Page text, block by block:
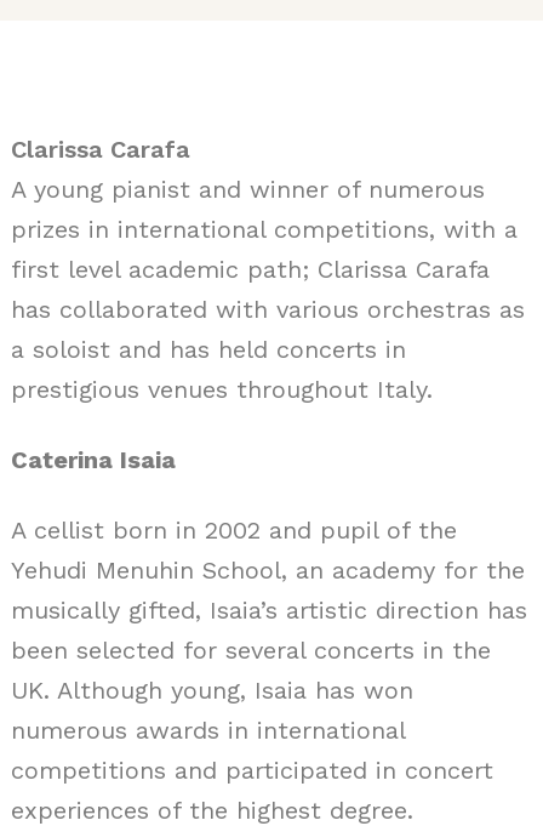
Clarissa Carafa
A young pianist and winner of numerous
prizes in international competitions, with a
first level academic path; Clarissa Carafa
has collaborated with various orchestras as
a soloist and has held concerts in
prestigious venues throughout Italy.
Caterina Isaia
A cellist born in 2002 and pupil of the
Yehudi Menuhin School, an academy for the
musically gifted, Isaia’s artistic direction has
been selected for several concerts in the
UK. Although young, Isaia has won
numerous awards in international
competitions and participated in concert
experiences of the highest degree.